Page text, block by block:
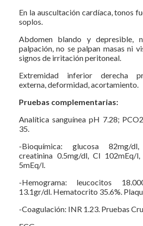
En la auscultación cardíaca, tonos
soplos.
Abdomen blando y depresible,
palpación, no se palpan masas ni
signos de irritación peritoneal.
Extremidad inferior derecha
externa, deformidad, acortamiento.
Pruebas complementarias:
Analítica sanguínea pH 7.28;
35.
-Bioquímica: glucosa 82mg/
creatinina 0.5mg/dl, Cl 102mEq/
5mEq/l.
-Hemograma: leucocitos
13.1gr/dl. Hematocrito 35.6%.
-Coagulación: INR 1.23. Pruebas